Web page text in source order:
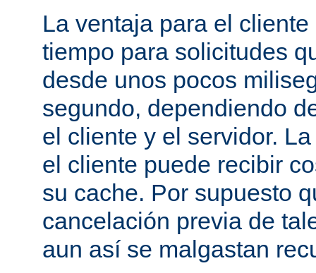
La ventaja para el
tiempo para solicitudes
desde unos pocos
segundo, dependiendo
el cliente y el servidor.
el cliente puede recibir
su cache. Por supuesto
cancelación previa de
aun así se malgastan